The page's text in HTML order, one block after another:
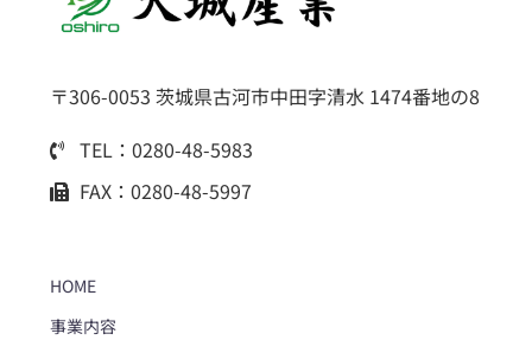
〒306-0053 茨城県古河市中田字清水 1474番地の8
TEL：0280-48-5983
FAX：0280-48-5997
HOME
事業内容